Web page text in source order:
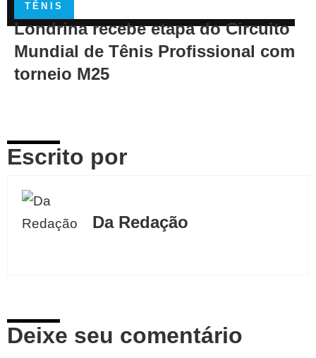
TÊNIS
Londrina recebe etapa do Circuito
Mundial de Tênis Profissional com
torneio M25
Escrito por
Da Redação
Deixe seu comentário